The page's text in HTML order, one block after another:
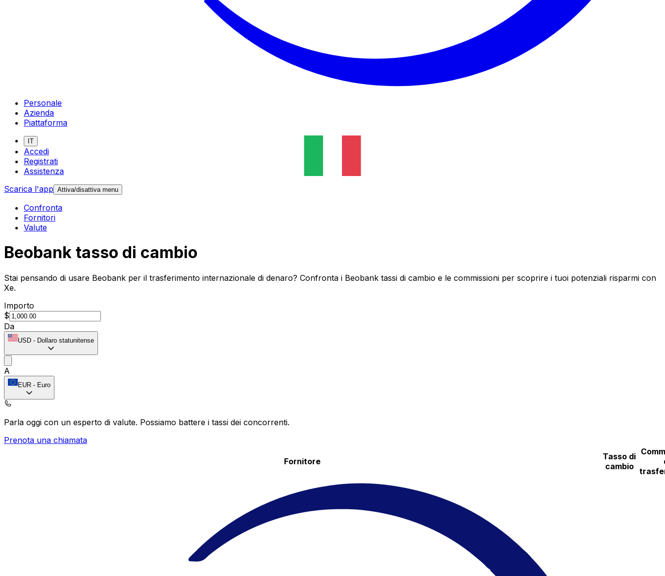
Personale
Azienda
Piattaforma
IT
Accedi
Registrati
Assistenza
Scarica l'app Attiva/disattiva menu
Confronta
Fornitori
Valute
Beobank tasso di cambio
Stai pensando di usare Beobank per il trasferimento internazionale di denaro? Confronta i Beobank tassi di cambio e le commissioni per scoprire i tuoi potenziali risparmi con
Xe.
Importo
$
Da
USD - Dollaro statunitense
A
EUR - Euro
Parla oggi con un esperto di valute. Possiamo battere i tassi dei concorrenti.
Prenota una chiamata
Fornitore
Tasso di
cambio